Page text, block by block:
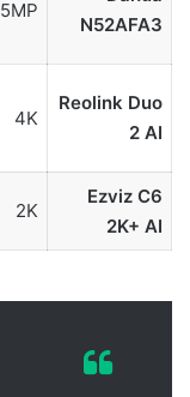
N52AFA3
5MP
Reolink Duo
2 AI
4K
Ezviz C6
2K+ AI
2K